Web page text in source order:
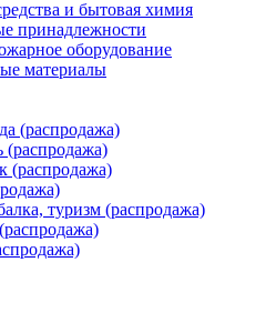
и бытовая химия
принадлежности
оборудование
материалы
(распродажа)
(распродажа)
(распродажа)
туризм (распродажа)